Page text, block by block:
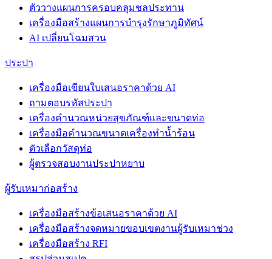
ตัววางแผนการครอบคลุมชลประทาน
เครื่องมือสร้างแผนการบำรุงรักษาภูมิทัศน์
AI เปลี่ยนโฉมสวน
ประปา
เครื่องมือเขียนใบเสนอราคาด้วย AI
ถามตอบรหัสประปา
เครื่องคำนวณหน่วยสุขภัณฑ์และขนาดท่อ
เครื่องมือคำนวณขนาดเครื่องทำน้ำร้อน
ตัวเลือกวัสดุท่อ
ผู้ตรวจสอบงานประปาหยาบ
ผู้รับเหมาก่อสร้าง
เครื่องมือสร้างข้อเสนอราคาด้วย AI
เครื่องมือสร้างจดหมายขอบเขตงานผู้รับเหมาช่วง
เครื่องมือสร้าง RFI